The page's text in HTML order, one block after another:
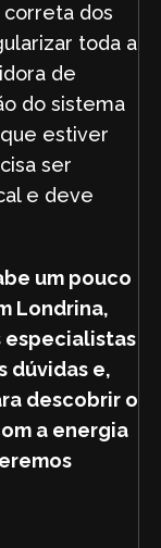
correta dos
toda a
de
do sistema
estiver
ser
e deve
um pouco
Londrina,
especialistas
dúvidas e,
descobrir o
a energia